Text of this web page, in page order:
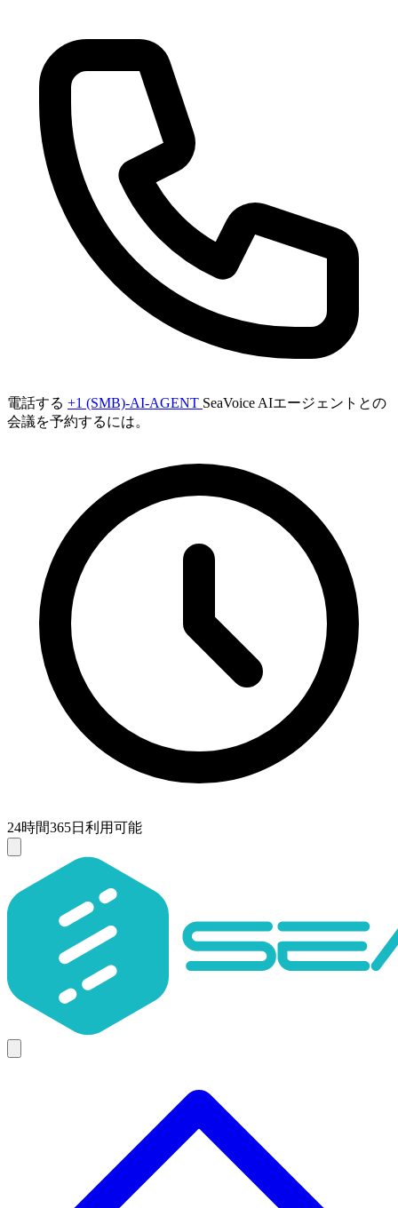
電話する +1 (SMB)-AI-AGENT SeaVoice AIエージェントとの
会議を予約するには。
24時間365日利用可能